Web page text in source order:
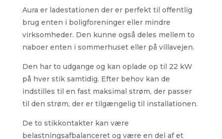
Aura er ladestationen der er perfekt til offentlig
brug enten i boligforeninger eller mindre
virksomheder. Den kunne også deles mellem to
naboer enten i sommerhuset eller på villavejen.
Den har to udgange og kan oplade op til 22 kW
på hver stik samtidig. Efter behov kan de
indstilles til en fast maksimal strøm, der passer
til den strøm, der er tilgængelig til installationen.
De to stikkontakter kan være
belastningsafbalanceret og være en del af et